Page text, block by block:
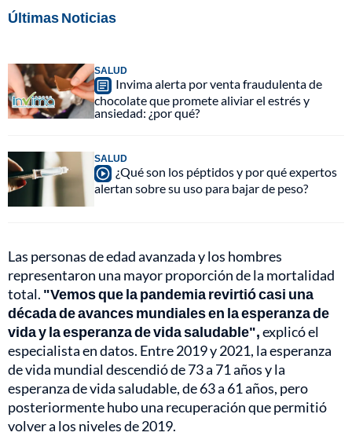
Últimas Noticias
SALUD
Invima alerta por venta fraudulenta de
chocolate que promete aliviar el estrés y
ansiedad: ¿por qué?
SALUD
¿Qué son los péptidos y por qué expertos
alertan sobre su uso para bajar de peso?
Las personas de edad avanzada y los hombres
representaron una mayor proporción de la mortalidad
total. "Vemos que la pandemia revirtió casi una
década de avances mundiales en la esperanza de
vida y la esperanza de vida saludable",explicó el
especialista en datos. Entre 2019 y 2021, la esperanza
de vida mundial descendió de 73 a 71 años y la
esperanza de vida saludable, de 63 a 61 años, pero
posteriormente hubo una recuperación que permitió
volver a los niveles de 2019.